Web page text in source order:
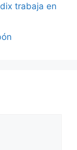
trabaja en